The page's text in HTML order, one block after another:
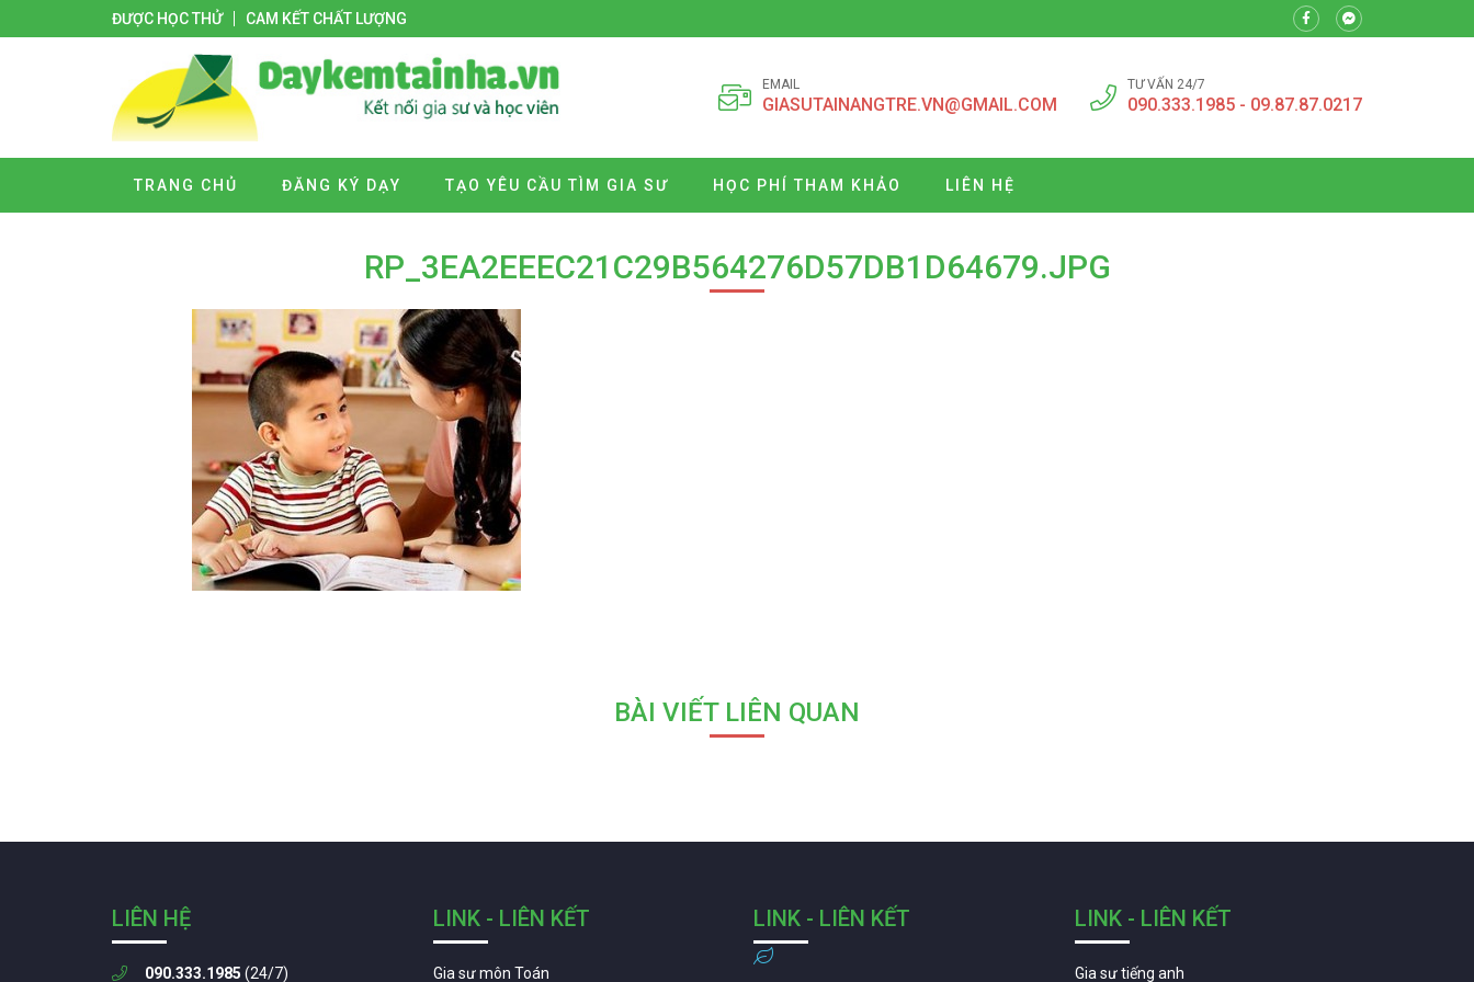
ĐƯỢC HỌC THỬ CAM KẾT CHẤT LƯỢNG
EMAIL
GIASUTAINANGTRE.VN@GMAIL.COM
TƯ VẤN 24/7
090.333.1985 - 09.87.87.0217
TRANG CHỦ ĐĂNG KÝ DẠY TẠO YÊU CẦU TÌM GIA SƯ HỌC PHÍ THAM KHẢO LIÊN HỆ
RP_3EA2EEEC21C29B564276D57DB1D64679.JPG
BÀI VIẾT LIÊN QUAN
LIÊN HỆ
090.333.1985 (24/7)
LINK - LIÊN KẾT
Gia sư môn Toán
LINK - LIÊN KẾT LINK - LIÊN KẾT
Gia sư tiếng anh